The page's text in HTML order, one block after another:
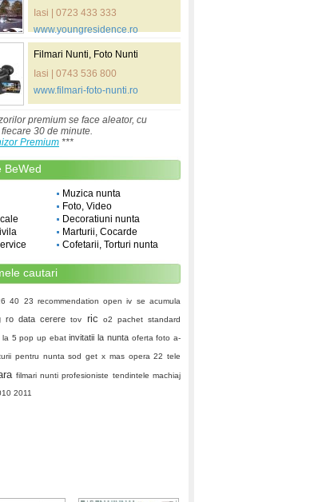
Iasi | 0723 433 333
www.youngresidence.ro
Filmari Nunti, Foto Nunti
Iasi | 0743 536 800
www.filmari-foto-nunti.ro
premium se face aleator, cu
30 de minute.
Premium ***
BeWed
Muzica nunta
Foto, Video
Decoratiuni nunta
Marturii, Cocarde
Cofetarii, Torturi nunta
cautari
40 23 recommendation open iv se acumula
ro data cerere tov ric o2 pachet standard
la 5 pop up ebat invitatii la nunta oferta foto a-
pentru nunta sod get x mas opera 22 tele
filmari nunti profesioniste tendintele machiaj
2011